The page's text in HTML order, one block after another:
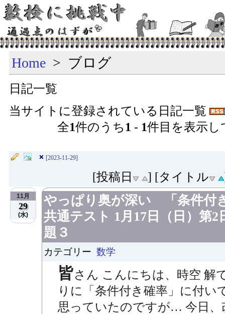
Home > ブログ
日記一覧
当サイトに登録されている日記一覧
全1件のうち 1 - 1件目を表示し
[2023-11-29]
[投稿日 ] [タイトル
11月
29
(水)
やっぱり奥が深い 「条件付
共通テスト 1月17日（日）第
題３
カテゴリー 数学
皆さん こんにちは、時空 解
りに「条件付き確率」に付
思っていたのですが… 今日